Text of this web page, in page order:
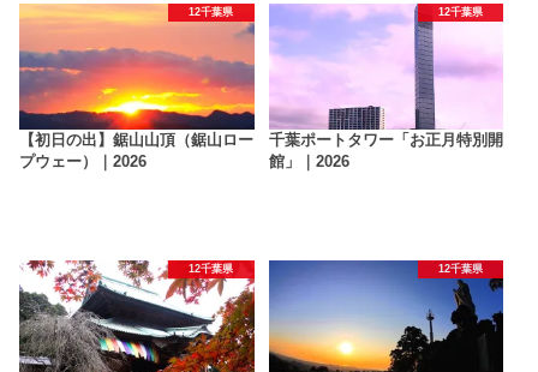
12千葉県
【初日の出】鋸山山頂（鋸山ロー
プウェー）｜2026
12千葉県
千葉ポートタワー「お正月特別開
館」｜2026
12千葉県 12千葉県